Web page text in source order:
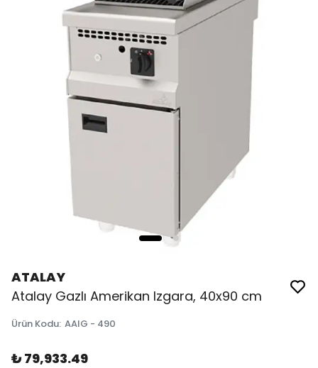
ATALAY
Atalay Gazlı Amerikan Izgara, 40x90 cm
Ürün Kodu: AAIG - 490
₺ 79,933.49